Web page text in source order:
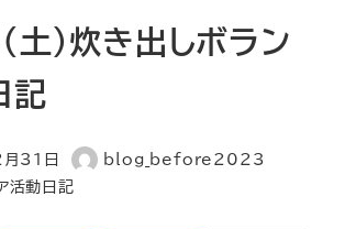
)炊き出しボラン
記
31日
著
者
blog_before2023
活動日記